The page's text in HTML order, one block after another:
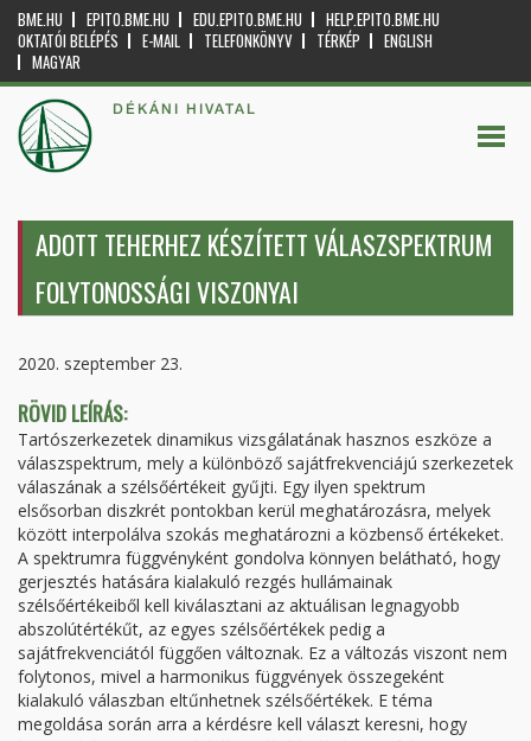
BME.HU EPITO.BME.HU EDU.EPITO.BME.HU
HELP.EPITO.BME.HU
OKTATÓI BELÉPÉS
E-MAIL TELEFONKÖNYV TÉRKÉP
ENGLISH
MAGYAR
DÉKÁNI HIVATAL
ADOTT TEHERHEZ KÉSZÍTETT VÁLASZSPEKTRUM
FOLYTONOSSÁGI VISZONYAI
2020. szeptember 23.
RÖVID LEÍRÁS:
Tartószerkezetek dinamikus vizsgálatának hasznos eszköze a
válaszspektrum, mely a különböző sajátfrekvenciájú szerkezetek
válaszának a szélsőértékeit gyűjti. Egy ilyen spektrum
elsősorban diszkrét pontokban kerül meghatározásra, melyek
között interpolálva szokás meghatározni a közbenső értékeket.
A spektrumra függvényként gondolva könnyen belátható, hogy
gerjesztés hatására kialakuló rezgés hullámainak
szélsőértékeiből kell kiválasztani az aktuálisan legnagyobb
abszolútértékűt, az egyes szélsőértékek pedig a
sajátfrekvenciától függően változnak. Ez a változás viszont nem
folytonos, mivel a harmonikus függvények összegeként
kialakuló válaszban eltűnhetnek szélsőértékek. E téma
megoldása során arra a kérdésre kell választ keresni, hogy